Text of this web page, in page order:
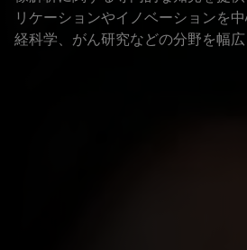
リケーションやイノベーションを
経科学、がん研究などの分野を幅広